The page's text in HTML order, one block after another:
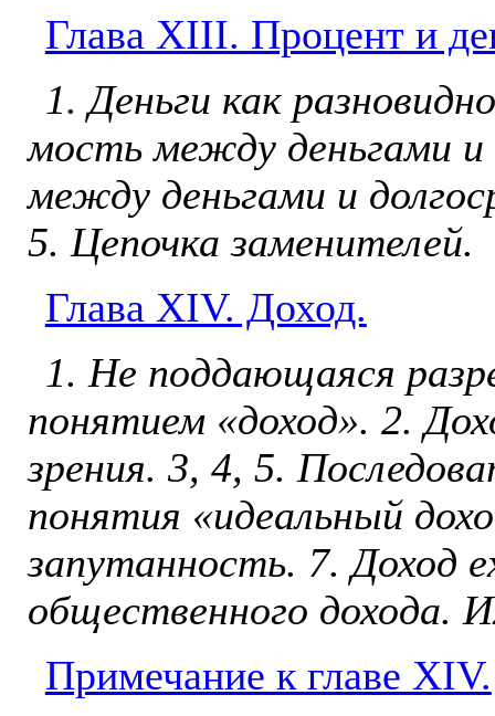
Глава ХIII. Процент и
1. Деньги как
мость между деньгами и
между деньгами и
5. Цепочка заменителей.
Глава ХIV. Доход.
1. Не поддающаяся
понятием «доход». 2.
зрения. 3, 4, 5.
понятия «идеальный
запутанность. 7. Доход
общественного дохода.
Примечание к главе XIV.